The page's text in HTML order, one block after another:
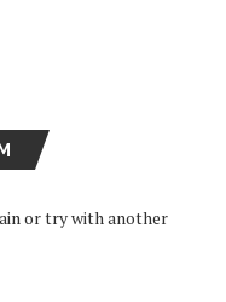
or try with another